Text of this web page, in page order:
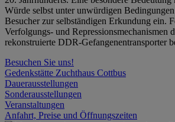
Würde selbst unter unwürdigen
Besucher zur selbständigen Erkundung ein.
Verfolgungs- und
rekonstruierte DDR-Gefangenentransporter
Besuchen Sie uns!
Gedenkstätte Zuchthaus Cottbus
Dauerausstellungen
Sonderausstellungen
Veranstaltungen
Anfahrt, Preise und Öffnungszeiten